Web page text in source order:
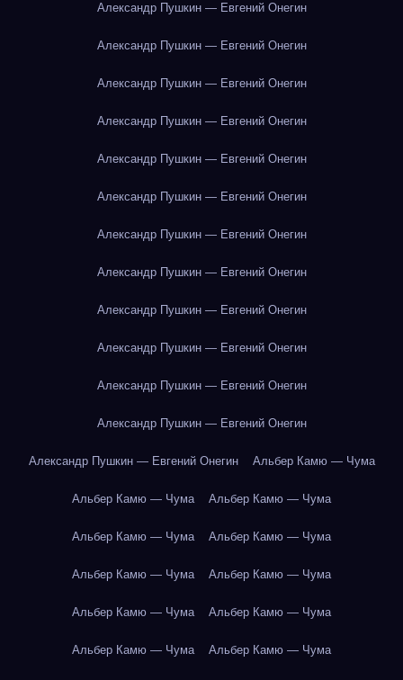
Александр Пушкин — Евгений Онегин
Александр Пушкин — Евгений Онегин
Александр Пушкин — Евгений Онегин
Александр Пушкин — Евгений Онегин
Александр Пушкин — Евгений Онегин
Александр Пушкин — Евгений Онегин
Александр Пушкин — Евгений Онегин
Александр Пушкин — Евгений Онегин
Александр Пушкин — Евгений Онегин
Александр Пушкин — Евгений Онегин
Александр Пушкин — Евгений Онегин
Александр Пушкин — Евгений Онегин
Александр Пушкин — Евгений Онегин Альбер Камю — Чума
Альбер Камю — Чума Альбер Камю — Чума
Альбер Камю — Чума Альбер Камю — Чума
Альбер Камю — Чума Альбер Камю — Чума
Альбер Камю — Чума Альбер Камю — Чума
Альбер Камю — Чума Альбер Камю — Чума